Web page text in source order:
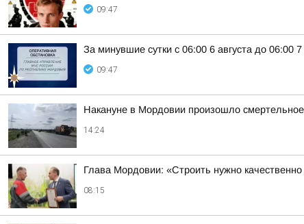
09:47
За минувшие сутки с 06:00 6 августа до 06:00
09:47
Накануне в Мордовии произошло
14:24
Глава Мордовии: «Строить нужно качественно
08:15